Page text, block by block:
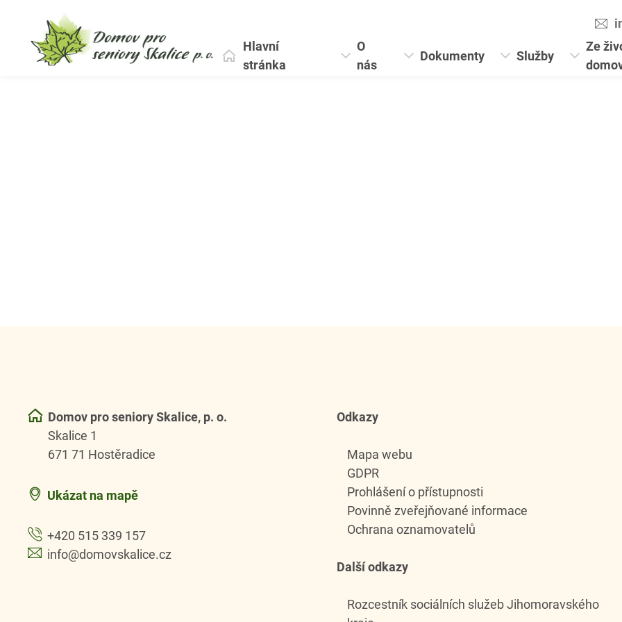
Hlavní
stránka
O
nás
Dokumenty Služby
Ze
Domov pro seniory Skalice, p. o.
Skalice 1
671 71 Hostěradice
Ukázat na mapě
+420 515 339 157
info@domovskalice.cz
Odkazy
Mapa webu
GDPR
Prohlášení o přístupnosti
Povinně zveřejňované informace
Ochrana oznamovatelů
Další odkazy
Rozcestník sociálních služeb Jihomoravského